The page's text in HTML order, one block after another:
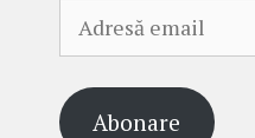
email
Abonare